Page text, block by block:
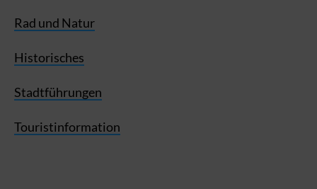
Rad und Natur
Historisches
Stadtführungen
Touristinformation